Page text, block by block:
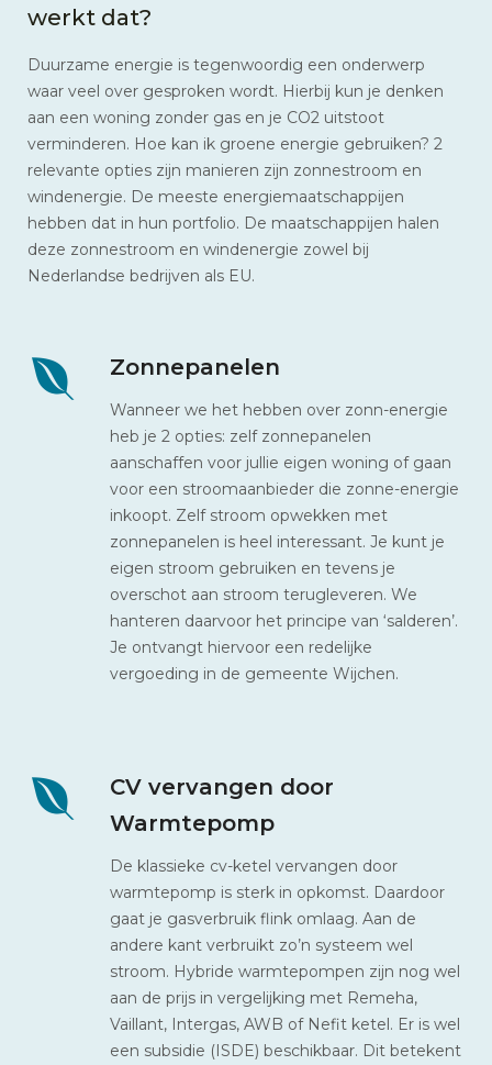
werkt dat?
Duurzame energie is tegenwoordig een onderwerp
waar veel over gesproken wordt. Hierbij kun je denken
aan een woning zonder gas en je CO2 uitstoot
verminderen. Hoe kan ik groene energie gebruiken? 2
relevante opties zijn manieren zijn zonnestroom en
windenergie. De meeste energiemaatschappijen
hebben dat in hun portfolio. De maatschappijen halen
deze zonnestroom en windenergie zowel bij
Nederlandse bedrijven als EU.
Zonnepanelen
Wanneer we het hebben over zonn-energie
heb je 2 opties: zelf zonnepanelen
aanschaffen voor jullie eigen woning of gaan
voor een stroomaanbieder die zonne-energie
inkoopt. Zelf stroom opwekken met
zonnepanelen is heel interessant. Je kunt je
eigen stroom gebruiken en tevens je
overschot aan stroom terugleveren. We
hanteren daarvoor het principe van ‘salderen’.
Je ontvangt hiervoor een redelijke
vergoeding in de gemeente Wijchen.
CV vervangen door
Warmtepomp
De klassieke cv-ketel vervangen door
warmtepomp is sterk in opkomst. Daardoor
gaat je gasverbruik flink omlaag. Aan de
andere kant verbruikt zo’n systeem wel
stroom. Hybride warmtepompen zijn nog wel
aan de prijs in vergelijking met Remeha,
Vaillant, Intergas, AWB of Nefit ketel. Er is wel
een subsidie (ISDE) beschikbaar. Dit betekent